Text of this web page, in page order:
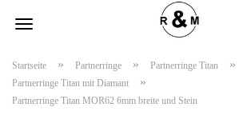
Startseite » Partnerringe » Partnerringe Titan »
Partnerringe Titan mit Diamant »
Partnerringe Titan MOR62 6mm breite und Stein